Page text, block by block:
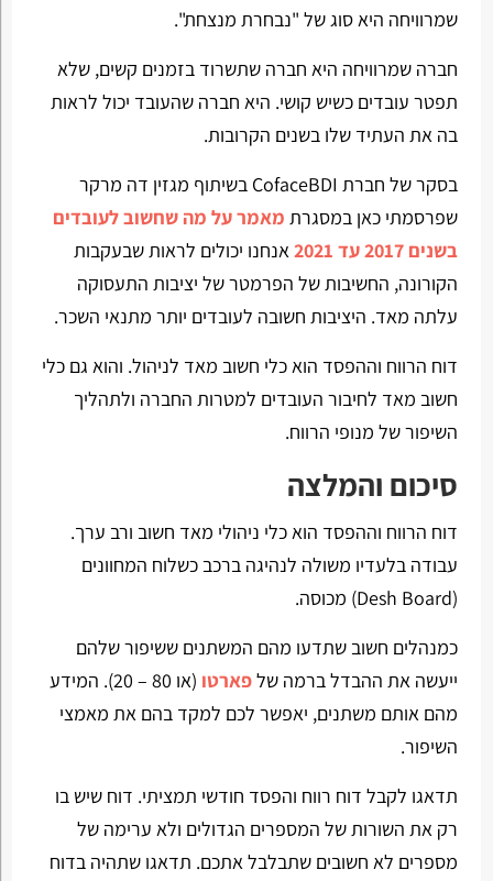
שמרוויחה היא סוג של "נבחרת מנצחת".
חברה שמרוויחה היא חברה שתשרוד בזמנים קשים, שלא
תפטר עובדים כשיש קושי. היא חברה שהעובד יכול לראות
בה את העתיד שלו בשנים הקרובות.
בסקר של חברת CofaceBDI בשיתוף מגזין דה מרקר
שפרסמתי כאן במסגרת מאמר על מה שחשוב לעובדים
בשנים 2017 עד 2021
אנחנו יכולים לראות שבעקבות
הקורונה, החשיבות של הפרמטר של יציבות התעסוקה
עלתה מאד. היציבות חשובה לעובדים יותר מתנאי השכר.
דוח הרווח וההפסד הוא כלי חשוב מאד לניהול. והוא גם כלי
חשוב מאד לחיבור העובדים למטרות החברה ולתהליך
השיפור של מנופי הרווח.
סיכום והמלצה
דוח הרווח וההפסד הוא כלי ניהולי מאד חשוב ורב ערך.
עבודה בלעדיו משולה לנהיגה ברכב כשלוח המחוונים
(Desh Board) מכוסה.
כמנהלים חשוב שתדעו מהם המשתנים ששיפור שלהם
ייעשה את ההבדל ברמה שלפארטו
(או 80 – 20). המידע
מהם אותם משתנים, יאפשר לכם למקד בהם את מאמצי
השיפור.
תדאגו לקבל דוח רווח והפסד חודשי תמציתי. דוח שיש בו
רק את השורות של המספרים הגדולים ולא ערימה של
מספרים לא חשובים שתבלבל אתכם. תדאגו שתהיה בדוח